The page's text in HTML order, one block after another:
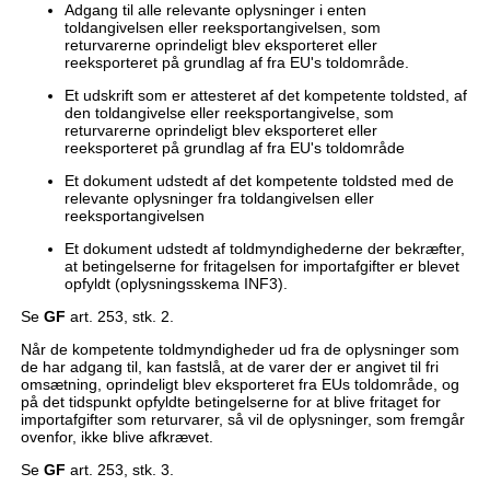
Adgang til alle relevante oplysninger i enten
toldangivelsen eller reeksportangivelsen, som
returvarerne oprindeligt blev eksporteret eller
reeksporteret på grundlag af fra EU's toldområde.
Et udskrift som er attesteret af det kompetente toldsted, af
den toldangivelse eller reeksportangivelse, som
returvarerne oprindeligt blev eksporteret eller
reeksporteret på grundlag af fra EU's toldområde
Et dokument udstedt af det kompetente toldsted med de
relevante oplysninger fra toldangivelsen eller
reeksportangivelsen
Et dokument udstedt af toldmyndighederne der bekræfter,
at betingelserne for fritagelsen for importafgifter er blevet
opfyldt (oplysningsskema INF3).
Se GF art. 253, stk. 2.
Når de kompetente toldmyndigheder ud fra de oplysninger som
de har adgang til, kan fastslå, at de varer der er angivet til fri
omsætning, oprindeligt blev eksporteret fra EUs toldområde, og
på det tidspunkt opfyldte betingelserne for at blive fritaget for
importafgifter som returvarer, så vil de oplysninger, som fremgår
ovenfor, ikke blive afkrævet.
Se GF art. 253, stk. 3.